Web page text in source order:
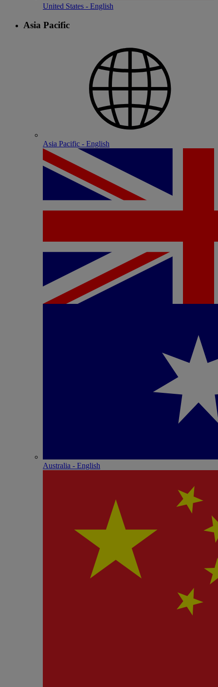
United States - English
Asia Pacific
Asia Pacific - English
Australia - English